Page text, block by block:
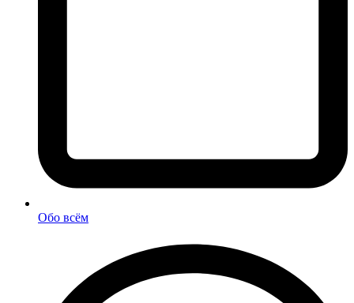
Обо всём